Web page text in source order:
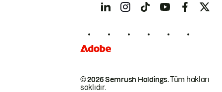
© 2026 Semrush Holdings.Tüm hakları
saklıdır.